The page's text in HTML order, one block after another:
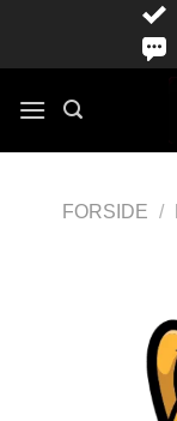
FORSIDE /